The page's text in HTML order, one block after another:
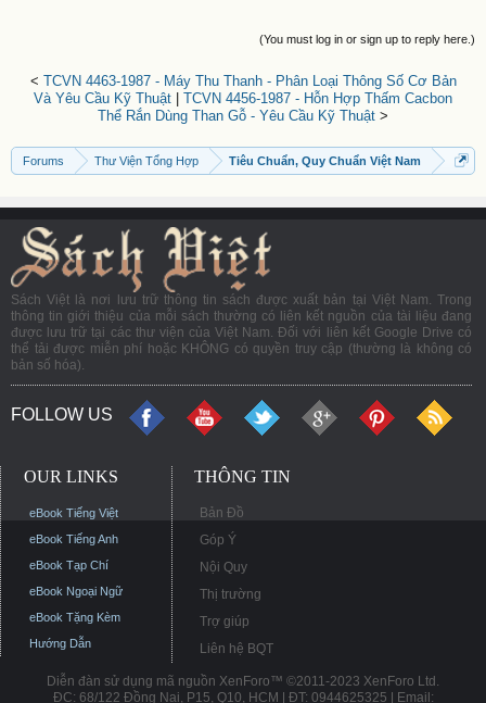
(You must log in or sign up to reply here.)
< TCVN 4463-1987 - Máy Thu Thanh - Phân Loại Thông Số Cơ Bản
Và Yêu Cầu Kỹ Thuật | TCVN 4456-1987 - Hỗn Hợp Thấm Cacbon
Thể Rắn Dùng Than Gỗ - Yêu Cầu Kỹ Thuật >
Forums Thư Viện Tổng Hợp Tiêu Chuẩn, Quy Chuẩn Việt Nam
Sách Việt là nơi lưu trữ thông tin sách được xuất bản tại Việt Nam. Trong
thông tin giới thiệu của mỗi sách thường có liên kết nguồn của tài liệu đang
được lưu trữ tại các thư viện của Việt Nam. Đối với liên kết Google Drive có
thể tải được miễn phí hoặc KHÔNG có quyền truy cập (thường là không có
bản số hóa).
FOLLOW US
OUR LINKS
eBook Tiếng Việt
eBook Tiếng Anh
eBook Tạp Chí
eBook Ngoại Ngữ
eBook Tặng Kèm
Hướng Dẫn
THÔNG TIN
Bản Đồ
Góp Ý
Nội Quy
Thị trường
Trợ giúp
Liên hệ BQT
Diễn đàn sử dụng mã nguồn XenForo™ ©2011-2023 XenForo Ltd.
ĐC: 68/122 Đồng Nai, P15, Q10, HCM | ĐT: 0944625325 | Email: